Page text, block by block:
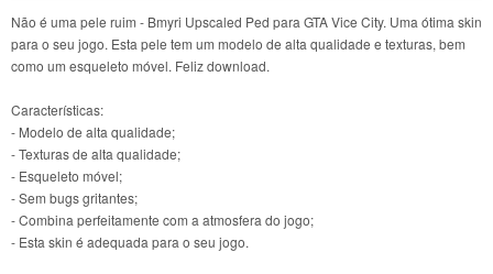
Não é uma pele ruim - Bmyri Upscaled Ped para GTA Vice City. Uma ótima skin
para o seu jogo. Esta pele tem um modelo de alta qualidade e texturas, bem
como um esqueleto móvel. Feliz download.
Características:
- Modelo de alta qualidade;
- Texturas de alta qualidade;
- Esqueleto móvel;
- Sem bugs gritantes;
- Combina perfeitamente com a atmosfera do jogo;
- Esta skin é adequada para o seu jogo.